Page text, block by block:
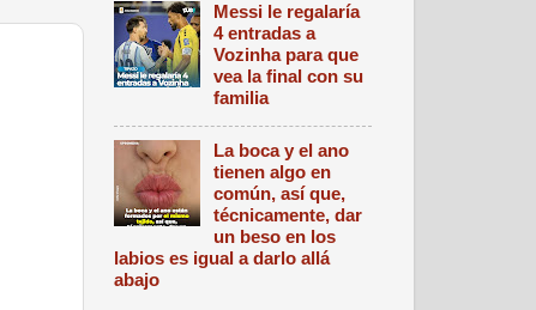
Messi le regalaría
4 entradas a
Vozinha para que
vea la final con su
familia
La boca y el ano
tienen algo en
común, así que,
técnicamente, dar
un beso en los
labios es igual a darlo allá
abajo